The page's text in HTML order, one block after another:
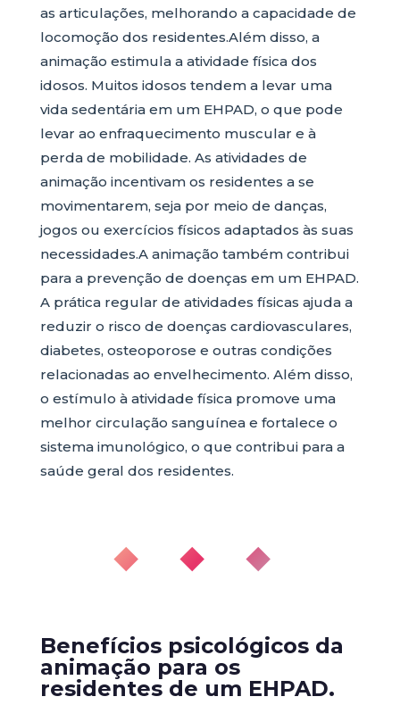
as articulações, melhorando a capacidade de
locomoção dos residentes.Além disso, a
animação estimula a atividade física dos
idosos. Muitos idosos tendem a levar uma
vida sedentária em um EHPAD, o que pode
levar ao enfraquecimento muscular e à
perda de mobilidade. As atividades de
animação incentivam os residentes a se
movimentarem, seja por meio de danças,
jogos ou exercícios físicos adaptados às suas
necessidades.A animação também contribui
para a prevenção de doenças em um EHPAD.
A prática regular de atividades físicas ajuda a
reduzir o risco de doenças cardiovasculares,
diabetes, osteoporose e outras condições
relacionadas ao envelhecimento. Além disso,
o estímulo à atividade física promove uma
melhor circulação sanguínea e fortalece o
sistema imunológico, o que contribui para a
saúde geral dos residentes.
◆ ◆ ◆
Benefícios psicológicos da
animação para os
residentes de um EHPAD.